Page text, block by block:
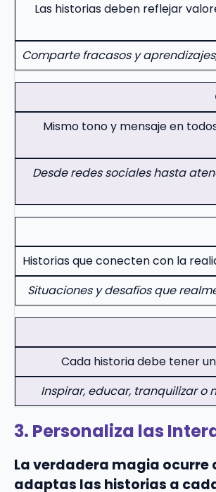
Las historias deben reflejar
Comparte fracasos y
Mismo tono y mensaje en
Desde redes sociales hasta
Historias que conecten con la
Situaciones y desafíos que
Cada historia debe tener
Inspirar, educar, tranquilizar o
3. Personaliza las
La verdadera magia ocurre
adaptas las historias a